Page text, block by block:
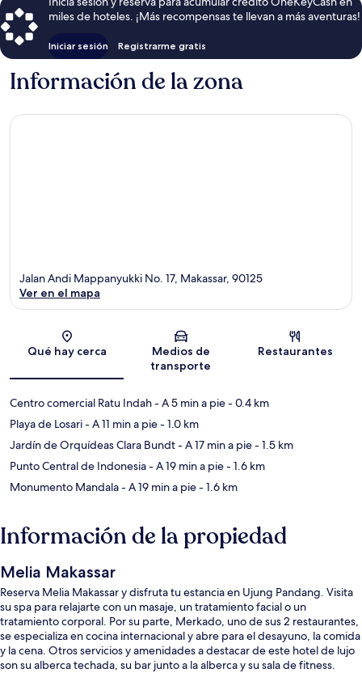
miles de hoteles. ¡Más recompensas te llevan a más aventuras!
Iniciar sesión Registrarme gratis
Información de la zona
Sección del mapa
Jalan Andi Mappanyukki No. 17, Makassar, 90125
Ver en el mapa
Qué hay cerca
Medios de
transporte
Restaurantes
Centro comercial Ratu Indah- A 5 min a pie- 0.4 km
Playa de Losari- A 11 min a pie- 1.0 km
Jardín de Orquídeas Clara Bundt- A 17 min a pie- 1.5 km
Punto Central de Indonesia- A 19 min a pie- 1.6 km
Monumento Mandala- A 19 min a pie- 1.6 km
Información de la propiedad
Melia Makassar
Reserva Melia Makassar y disfruta tu estancia en Ujung Pandang. Visita
su spa para relajarte con un masaje, un tratamiento facial o un
tratamiento corporal. Por su parte, Merkado, uno de sus 2 restaurantes,
se especializa en cocina internacional y abre para el desayuno, la comida
y la cena. Otros servicios y amenidades a destacar de este hotel de lujo
son su alberca techada, su bar junto a la alberca y su sala de fitness.